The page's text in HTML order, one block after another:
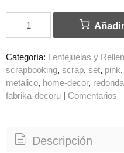
Categoría: Lentejuelas y
scrapbooking scrap set pink
metalico home-decor
fabrika-decoru | Comentarios
Descripción